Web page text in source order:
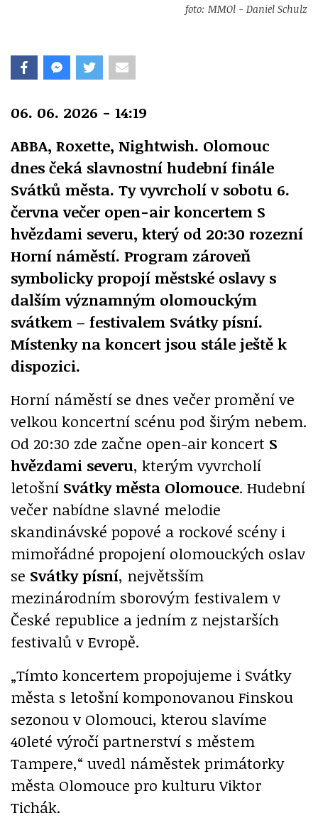
foto: MMOl - Daniel Schulz
06. 06. 2026 - 14:19
ABBA, Roxette, Nightwish. Olomouc
dnes čeká slavnostní hudební finále
Svátků města. Ty vyvrcholí v sobotu 6.
června večer open-air koncertem S
hvězdami severu, který od 20:30 rozezní
Horní náměstí. Program zároveň
symbolicky propojí městské oslavy s
dalším významným olomouckým
svátkem – festivalem Svátky písní.
Místenky na koncert jsou stále ještě k
dispozici.
Horní náměstí se dnes večer promění ve
velkou koncertní scénu pod širým nebem.
Od 20:30 zde začne open-air koncert S
hvězdami severu, kterým vyvrcholí
letošní Svátky města Olomouce. Hudební
večer nabídne slavné melodie
skandinávské popové a rockové scény i
mimořádné propojení olomouckých oslav
se Svátky písní, největsším
mezinárodním sborovým festivalem v
České republice a jedním z nejstarších
festivalů v Evropě.
„Tímto koncertem propojujeme i Svátky
města s letošní komponovanou Finskou
sezonou v Olomouci, kterou slavíme
40leté výročí partnerství s městem
Tampere,“ uvedl náměstek primátorky
města Olomouce pro kulturu Viktor
Tichák.